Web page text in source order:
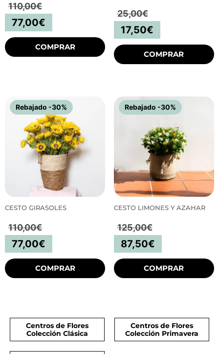
110,00€
77,00€
COMPRAR
25,00€
17,50€
COMPRAR
Rebajado -30%
CESTO GIRASOLES
110,00€
77,00€
COMPRAR
Rebajado -30%
CESTO LIMONES Y AZAHAR
125,00€
87,50€
COMPRAR
Centros de Flores
Colección Clásica
Centros de Flores
Colección Primavera